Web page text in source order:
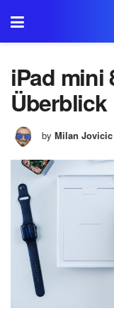
iPad mini
Überblick
by Milan Jovicic